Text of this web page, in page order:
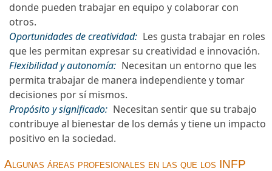
donde pueden trabajar en equipo y colaborar con
otros.
Oportunidades de creatividad: Les gusta trabajar en roles
que les permitan expresar su creatividad e innovación.
Flexibilidad y autonomía: Necesitan un entorno que les
permita trabajar de manera independiente y tomar
decisiones por sí mismos.
Propósito y significado: Necesitan sentir que su trabajo
contribuye al bienestar de los demás y tiene un impacto
positivo en la sociedad.
Algunas áreas profesionales en las que los INFP